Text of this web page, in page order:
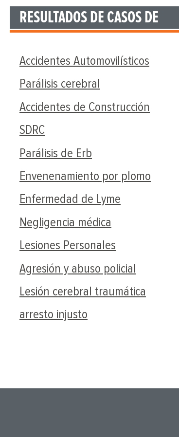
RESULTADOS DE CASOS DE
Accidentes Automovilísticos
Parálisis cerebral
Accidentes de Construcción
SDRC
Parálisis de Erb
Envenenamiento por plomo
Enfermedad de Lyme
Negligencia médica
Lesiones Personales
Agresión y abuso policial
Lesión cerebral traumática
arresto injusto